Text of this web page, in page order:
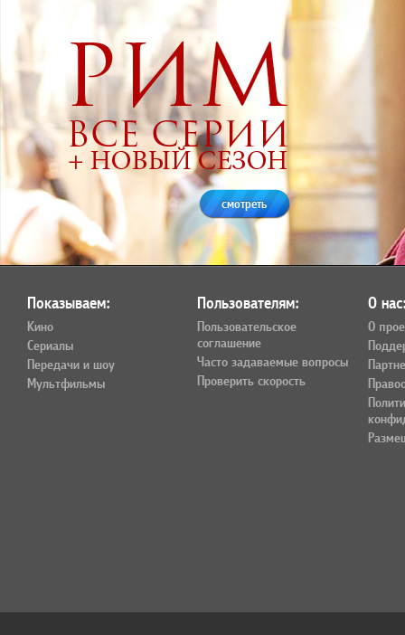
смотреть
Показываем:
Кино
Сериалы
Передачи и шоу
Мультфильмы
Пользователям:
Пользовательское
соглашение
Часто задаваемые вопросы
Проверить скорость
О
О